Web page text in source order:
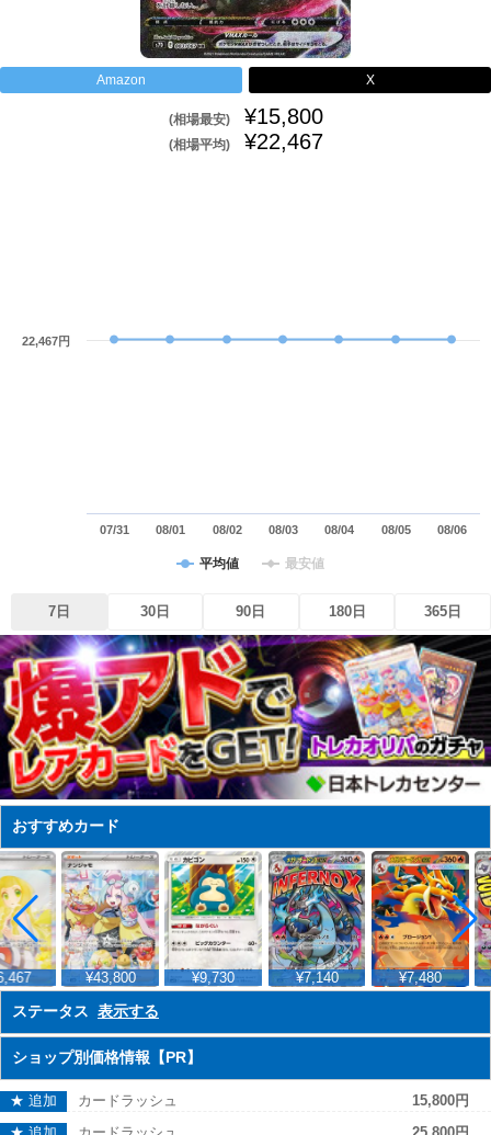
Amazon X
(相場最安) ¥15,800
(相場平均) ¥22,467
平均値 最安値
07/31 08/01 08/02 08/03 08/04 08/05 08/06
22,467円
7日 30日 90日 180日 365日
おすすめカード
¥43,800 ¥9,730 ¥7,140 ¥7,480
ステータス 表示する
ショップ別価格情報【PR】
★ 追加 カードラッシュ
15,800円